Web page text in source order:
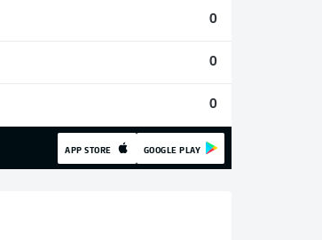
0
0
0
APP STORE GOOGLE PLAY